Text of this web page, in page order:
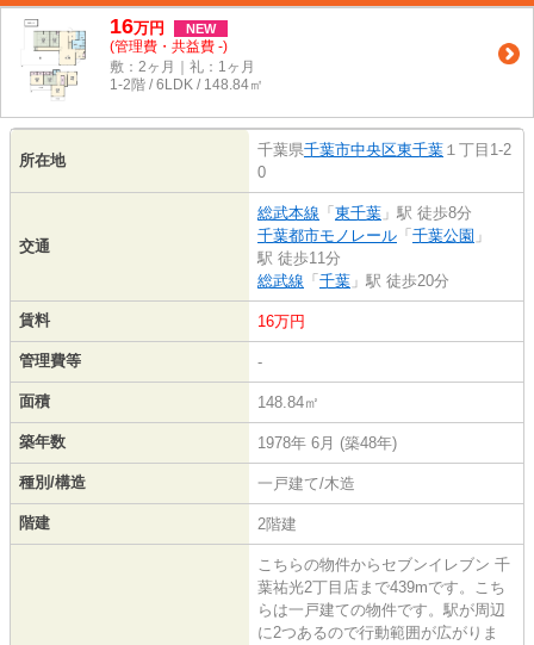
16万円 NEW
(管理費・共益費 -)
敷：2ヶ月｜礼：1ヶ月
1-2階 / 6LDK / 148.84㎡
所在地
千葉県千葉市中央区東千葉 １丁目1-2
0
交通
総武本線 「 東千葉 」駅 徒歩8分
千葉都市モノレール 「 千葉公園 」
駅 徒歩11分
総武線 「 千葉 」駅 徒歩20分
賃料 16万円
管理費等 -
面積 148.84㎡
築年数 1978年 6月 (築48年)
種別/構造 一戸建て/木造
階建 2階建
こちらの物件からセブンイレブン 千
葉祐光2丁目店まで439mです。こち
らは一戸建ての物件です。駅が周辺
に2つあるので行動範囲が広がりま